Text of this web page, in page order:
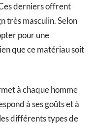
derniers offrent
très masculin. Selon
pour une
que ce matériau soit
à chaque homme
à ses goûts et à
différents types de